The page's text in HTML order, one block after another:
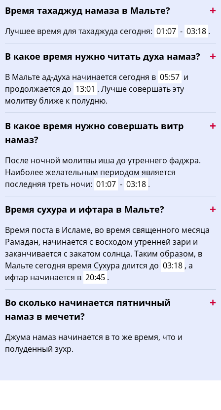
22, Сб 03:57 05:59
04:00 06:00 13:09 17:02 20:16 22:07
24, Пн 04:02 06:02 13:08 17:00 20:14 22:04
04:05 06:04 13:08 16:59 20:11
04:07 06:06 13:08
27, Чт 04:10 06:07 13:08 16:56 20:07 21:55
29, Сб 04:15 06:11 13:07 16:54 20:02
30, Вс 04:17 06:12 13:07 16:52 20:00 21:46
04:20 06:14 13:06
Время тахаджуд намаза в Мальте?
Лучшее время для тахаджуда сегодня: 01:07 - 03:18 .
В какое время нужно читать духа намаз?
В Мальте ад-духа начинается сегодня в 05:57 и
продолжается до 13:01 . Лучше совершать эту
молитву ближе к полудню.
В какое время нужно совершать витр
намаз?
После ночной молитвы иша до утреннего фаджра.
Наиболее желательным периодом является
последняя треть ночи: 01:07 - 03:18 .
Время сухура и ифтара в Мальте?
Время поста в Исламе, во время священного месяца
Рамадан, начинается с восходом утренней зари и
заканчивается с закатом солнца. Таким образом, в
Мальте сегодня время Сухура длится до 03:18 , а
ифтар начинается в 20:45 .
Во сколько начинается пятничный
намаз в мечети?
Джума намаз начинается в то же время, что и
полуденный зухр.